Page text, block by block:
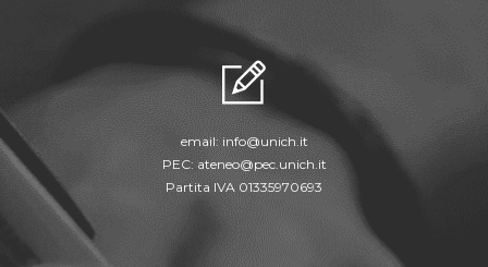
email: info@unich.it
PEC: ateneo@pec.unich.it
Partita IVA 01335970693